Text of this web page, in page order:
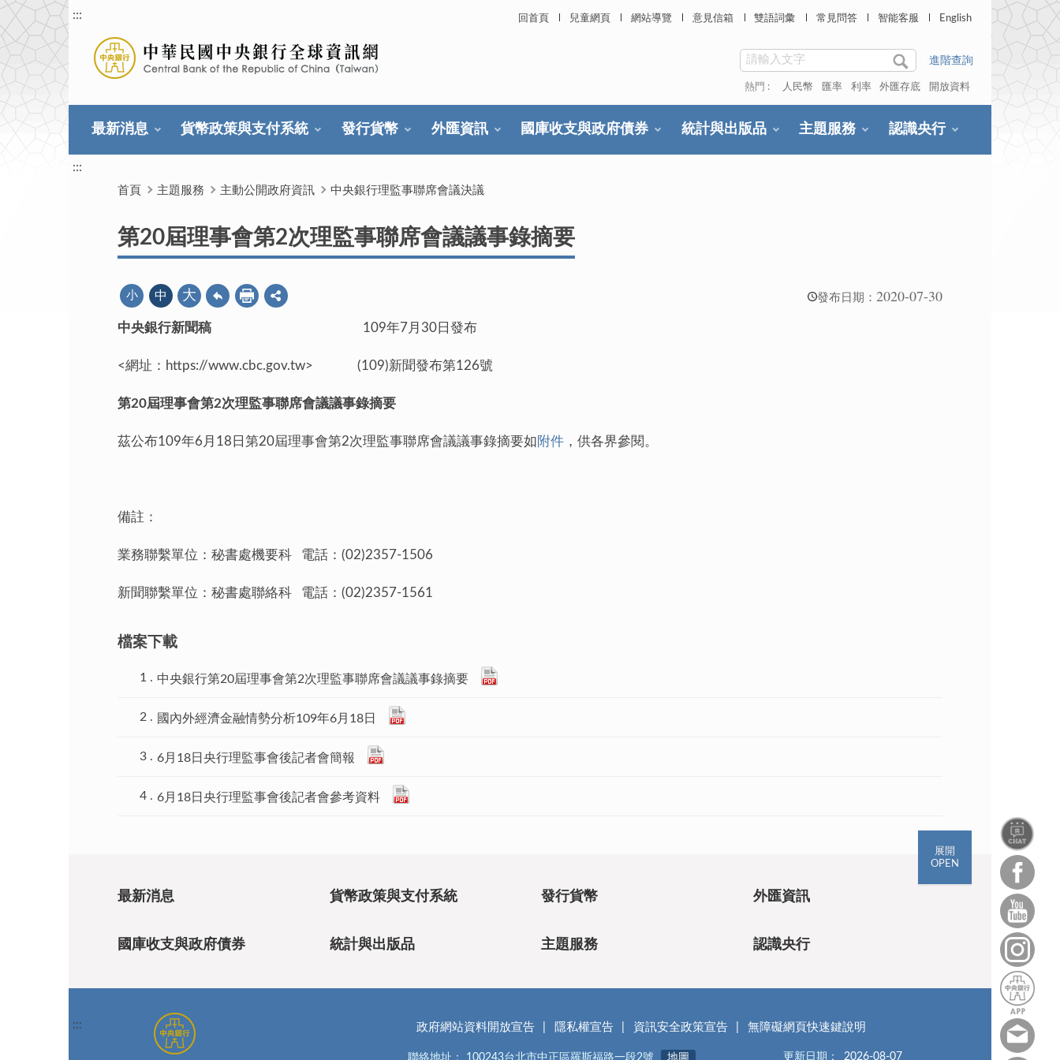
回首頁 兒童網頁 網站導覽 意見信箱 雙語詞彙 常見問答 智能客服 English
:::
進階查詢
熱門 : 人民幣 匯率 利率 外匯存底 開放資料
最新消息 貨幣政策與支付系統 發行貨幣 外匯資訊 國庫收支與政府債券 統計與出版品 主題服務 認識央行
:::
首頁 主題服務 主動公開政府資訊 中央銀行理監事聯席會議決議
第20屆理事會第2次理監事聯席會議議事錄摘要
發布日期： 2020-07-30
小 中 大
中央銀行新聞稿 109年7月30日發布
<網址：https://www.cbc.gov.tw> (109)新聞發布第126號
第20屆理事會第2次理監事聯席會議議事錄摘要
茲公布109年6月18日第20屆理事會第2次理監事聯席會議議事錄摘要如 附件 ，供各界參閱。
備註：
業務聯繫單位：秘書處機要科 電話：(02)2357-1506
新聞聯繫單位：秘書處聯絡科 電話：(02)2357-1561
檔案下載
中央銀行第20屆理事會第2次理監事聯席會議議事錄摘要
國內外經濟金融情勢分析109年6月18日
6月18日央行理監事會後記者會簡報
6月18日央行理監事會後記者會參考資料
展開
OPEN
最新消息 貨幣政策與支付系統 發行貨幣 外匯資訊
國庫收支與政府債券 統計與出版品 主題服務 認識央行
::: 政府網站資料開放宣告 隱私權宣告 資訊安全政策宣告 無障礙網頁快速鍵說明
聯絡地址： 100243台北市中正區羅斯福路一段2號 地圖 更新日期： 2026-08-07